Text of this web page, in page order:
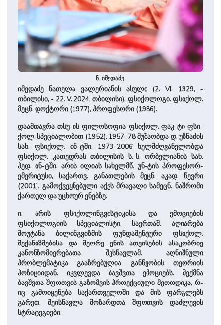
ნ. იმედაძე
იმედაძე ნათელა ­ვალერიანის ასუ­ლი (2. VI. 1929, ­
თბილისი, - 22. V. 2024, თბილისი), ფსიქოლოგი. ფსიქოლ.
მეცნ. დოქტორი (1977), ­პროფესორი (1986).
დაამთავრა თსუ-ის ფილო­სო­ფია-ფსიქოლ. ფაკ-ტი ფსი­
ქოლ. სპეციალობით (1952). 1957–78 მუ­შაობ­და დ. უზნაძის
სახ. ფსიქოლ. ინ-ტში. 1973–2006 ხელმ­ძღვანელობდა
ფსიქოლ. კა­თე­დრას თბილისის ს.-ს. ორბელიანის სახ.
პედ. ინ-ტში. არის ­ილიას სა­ხელმწ. უნ-ტის პროფესორ-
ემერიტუსი, საქართვ. გა­ნათ­ლე­ბის მეცნ. აკად. წევრი
(2001). გამოქვეყნებული აქვს მრა­ვა­ლი სამეცნ. ნა­შრო­მი
ქართულ და უცხოურ ენებზე.
ი. არის ფსიქოლინგვისტიკისა და ემოციების
ფსიქოლოგიის სპეციალისტი. საერთაშ. აღიარება
მოუტანა ბილინგვიზმის ფუნდამენტური ფსიქოლ.
მექანიზმებისა და მეორე ენის ათვისების ასაკობრივ
კანონზომიერებათა შესწავლამ. აღნიშნული
პრობლემატიკა გააზრებულია განწყობის თეორიის
პოზიციიდან. იკვლევდა ბავშვთა ემოციებს. შექმნა
ბავშვთა შფოთვის გაზომვის პროექციული მეთოდიკა, რ-
იც გა­მო­ი­ყე­ნე­ბა საქარ­თვე­ლო­ში და მის ფარგლებს
გარეთ. შეისწავლა მოზარდთა შფოთვის დაძლევის
სტრატეგიები.